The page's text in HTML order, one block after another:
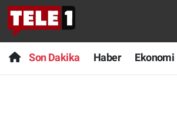
Son Dakika Haber Ekonomi
Anında Manşet
Başka Sohbetler
Son Dakika
Haber
Nöbetçi Eczaneler
Hava Durumu